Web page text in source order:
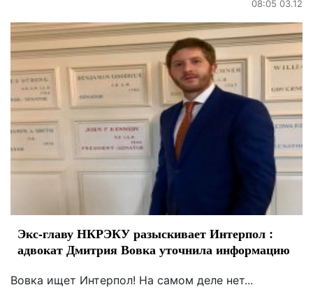
08:05 03.12
Экс-главу НКРЭКУ разыскивает Интерпол :
адвокат Дмитрия Вовка уточнила информацию
Вовка ищет Интерпол! На самом деле нет...